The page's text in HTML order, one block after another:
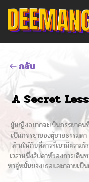
กลับ
A Secret
ผู้หญิงอยากจะเป็นภรรยาคน
เป็นภรรยาของผู้ชายธรรมด
ล้านให้กับพี่สาวที่เขามีความ
เวลาหนึ่งสัปดาห์ของการเดิน
หาคู่หมั้นของเธอและกลายเ